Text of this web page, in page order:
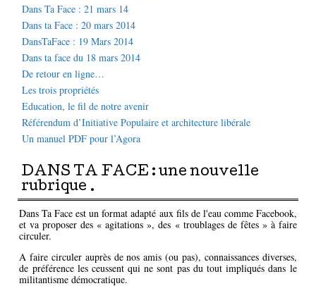
Dans Ta Face : 21 mars 14
Dans ta Face : 20 mars 2014
DansTaFace : 19 Mars 2014
Dans ta face du 18 mars 2014
De retour en ligne…
Les trois propriétés
Education, le fil de notre avenir
Référendum d’Initiative Populaire et architecture libérale
Un manuel PDF pour l’Agora
DANS TA FACE : une nouvelle
rubrique .
Dans Ta Face est un format adapté aux fils de l'eau comme Facebook,
et va proposer des « agitations », des « troublages de fêtes » à faire
circuler.
A faire circuler auprès de nos amis (ou pas), connaissances diverses,
de préférence les ceussent qui ne sont pas du tout impliqués dans le
militantisme démocratique.